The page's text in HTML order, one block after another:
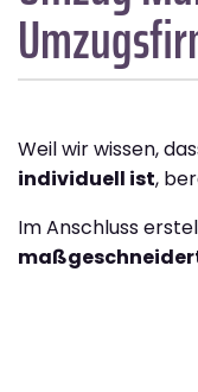
Weil wir wissen,
individuell ist,
Im Anschluss